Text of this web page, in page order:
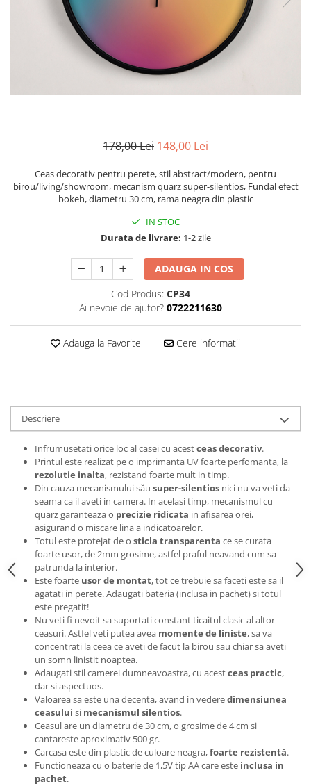
Zodia Fecioara
Zodia Gemeni
Zodia Taur
Tricou personalizat cu imaginea
sau textul tau
Tricouri familie
Tricouri drumetii
Tricouri pescari
Tricouri gameri
Tricouri music is life
Tricouri sporturi de iarna
Halloween
Tricouri aniversare
Tricouri cadou 20 ani
Tricouri cadou 30 ani
Tricouri cadou 40 ani
Tricouri cadou 50 ani
Tricouri cadou 60 ani
Tricouri motociclisti
Tricouri motociclisti
Tricouri enduro
Tricouri offroad
Tricouri biciclisti
Tricouri biciclisti
Tricouri biciclisti MTB
Tricouri biciclisti BMX
Tricouri biciclisti downhill
Tricouri skateboard
Tricouri sport/fitness
Tricouri fitness/sala de forta
Tricouri yoga
Tablouri PVC
Tablouri PVC copii
178,00 Lei 148,00 Lei
Ceas decorativ pentru perete, stil abstract/modern, pentru
birou/living/showroom, mecanism quarz super-silentios, Fundal efect
bokeh, diametru 30 cm, rama neagra din plastic
IN STOC
Durata de livrare: 1-2 zile
ADAUGA IN COS
Cod Produs: CP34
Ai nevoie de ajutor? 0722211630
Adauga la Favorite Cere informatii
Descriere
Infrumusetati orice loc al casei cu acestceas decorativ.
Printul este realizat pe o imprimanta UV foarte perfomanta, la
rezolutie inalta, rezistand foarte mult in timp.
Din cauza mecanismului său super-silentios nici nu va veti da
seama ca il aveti in camera. In acelasi timp, mecanismul cu
quarz garanteaza o precizie ridicata in afisarea orei,
asigurand o miscare lina a indicatoarelor.
Totul este protejat de o sticla transparenta ce se curata
foarte usor, de 2mm grosime, astfel praful neavand cum sa
patrunda la interior.
Este foarte usor de montat, tot ce trebuie sa faceti este sa il
agatati in perete. Adaugati bateria (inclusa in pachet) si totul
este pregatit!
Nu veti fi nevoit sa suportati constant ticaitul clasic al altor
ceasuri. Astfel veti putea avea momente de liniste, sa va
concentrati la ceea ce aveti de facut la birou sau chiar sa aveti
un somn linistit noaptea.
Adaugati stil camerei dumneavoastra, cu acestceas practic,
dar si aspectuos.
Valoarea sa este una decenta, avand in vederedimensiunea
ceasului si mecanismul silentios.
Ceasul are un diametru de 30 cm, o grosime de 4 cm si
cantareste aproximativ 500 gr.
Carcasa este din plastic de culoare neagra,foarte rezistentă.
Functioneaza cu o baterie de 1,5V tip AA care este inclusa in
pachet.